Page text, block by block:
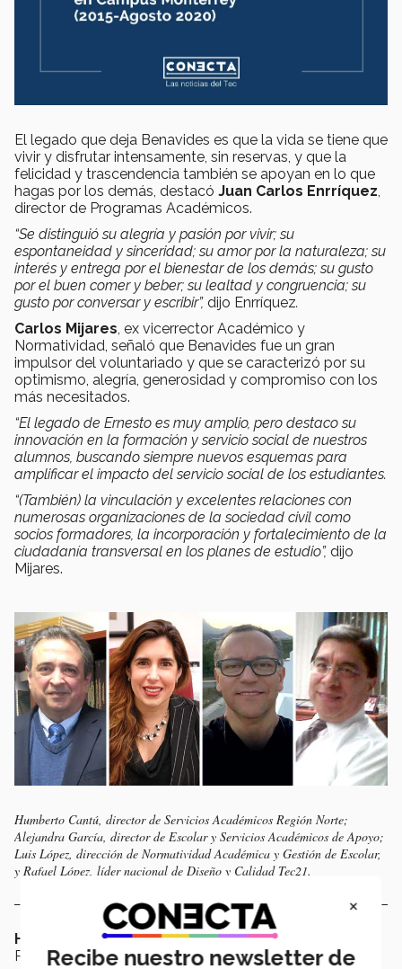
El legado que deja Benavides es que la vida se tiene que
vivir y disfrutar intensamente, sin reservas, y que la
felicidad y trascendencia también se apoyan en lo que
hagas por los demás, destacó Juan Carlos Enrríquez,
director de Programas Académicos.
“Se distinguió su alegría y pasión por vivir; su
espontaneidad y sinceridad; su amor por la naturaleza; su
interés y entrega por el bienestar de los demás; su gusto
por el buen comer y beber; su lealtad y congruencia; su
gusto por conversar y escribir”, dijo Enrríquez.
Carlos Mijares, ex vicerrector Académico y
Normatividad, señaló que Benavides fue un gran
impulsor del voluntariado y que se caracterizó por su
optimismo, alegría, generosidad y compromiso con los
más necesitados.
“El legado de Ernesto es muy amplio, pero destaco su
innovación en la formación y servicio social de nuestros
alumnos, buscando siempre nuevos esquemas para
amplificar el impacto del servicio social de los estudiantes.
“(También) la vinculación y excelentes relaciones con
numerosas organizaciones de la sociedad civil como
socios formadores, la incorporación y fortalecimiento de la
ciudadanía transversal en los planes de estudio”, dijo
Mijares.
Humberto Cantú, director de Servicios Académicos Región Norte;
Alejandra García, director de Escolar y Servicios Académicos de Apoyo;
Luis López, dirección de Normatividad Académica y Gestión de Escolar,
y Rafael López, líder nacional de Diseño y Calidad Tec21.
Humberto Cantú, director de Servicios Académicos
Región Norte, recordó a “Neto” por su peculiar alegría,
×
Recibe nuestro newsletter de